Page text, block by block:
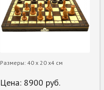
Размеры: 40 х 20 х4 см
Цена: 8900 руб.